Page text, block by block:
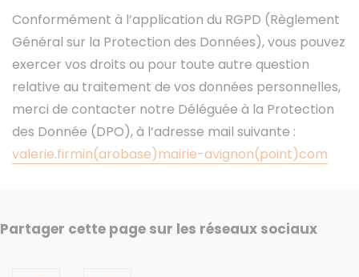
Conformément à l’application du RGPD (Règlement
Général sur la Protection des Données), vous pouvez
exercer vos droits ou pour toute autre question
relative au traitement de vos données personnelles,
merci de contacter notre Déléguée à la Protection
des Donnée (DPO), à l’adresse mail suivante :
valerie.firmin(arobase)mairie-avignon(point)com
Partager cette page sur les réseaux sociaux